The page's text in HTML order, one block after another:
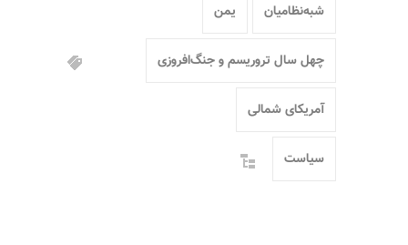
شبه‌نظامیان یمن
چهل سال تروریسم و جنگ‌افروزی
آمریکای شمالی
سیاست